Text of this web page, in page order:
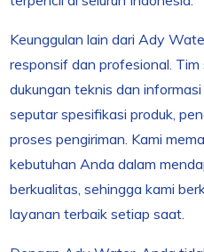
Keunggulan lain dari Ady
responsif dan profesional.
dukungan teknis dan
seputar spesifikasi produk,
proses pengiriman. Kami
kebutuhan Anda dalam
berkualitas, sehingga kami
layanan terbaik setiap saat.